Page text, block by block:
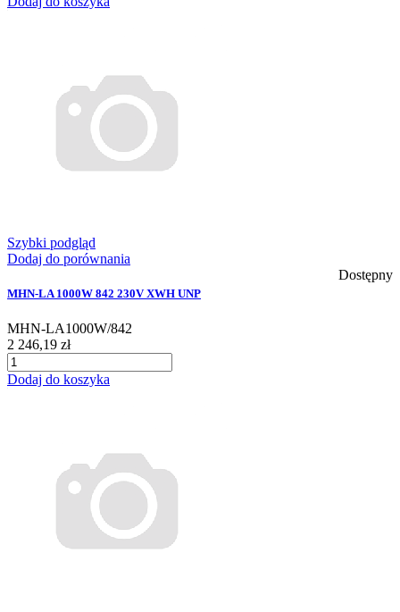
Szybki podgląd
Dodaj do porównania
Dostępny
MHN-LA 1000W 842 230V XWH UNP
MHN-LA1000W/842
2 246,19 zł
Dodaj do koszyka